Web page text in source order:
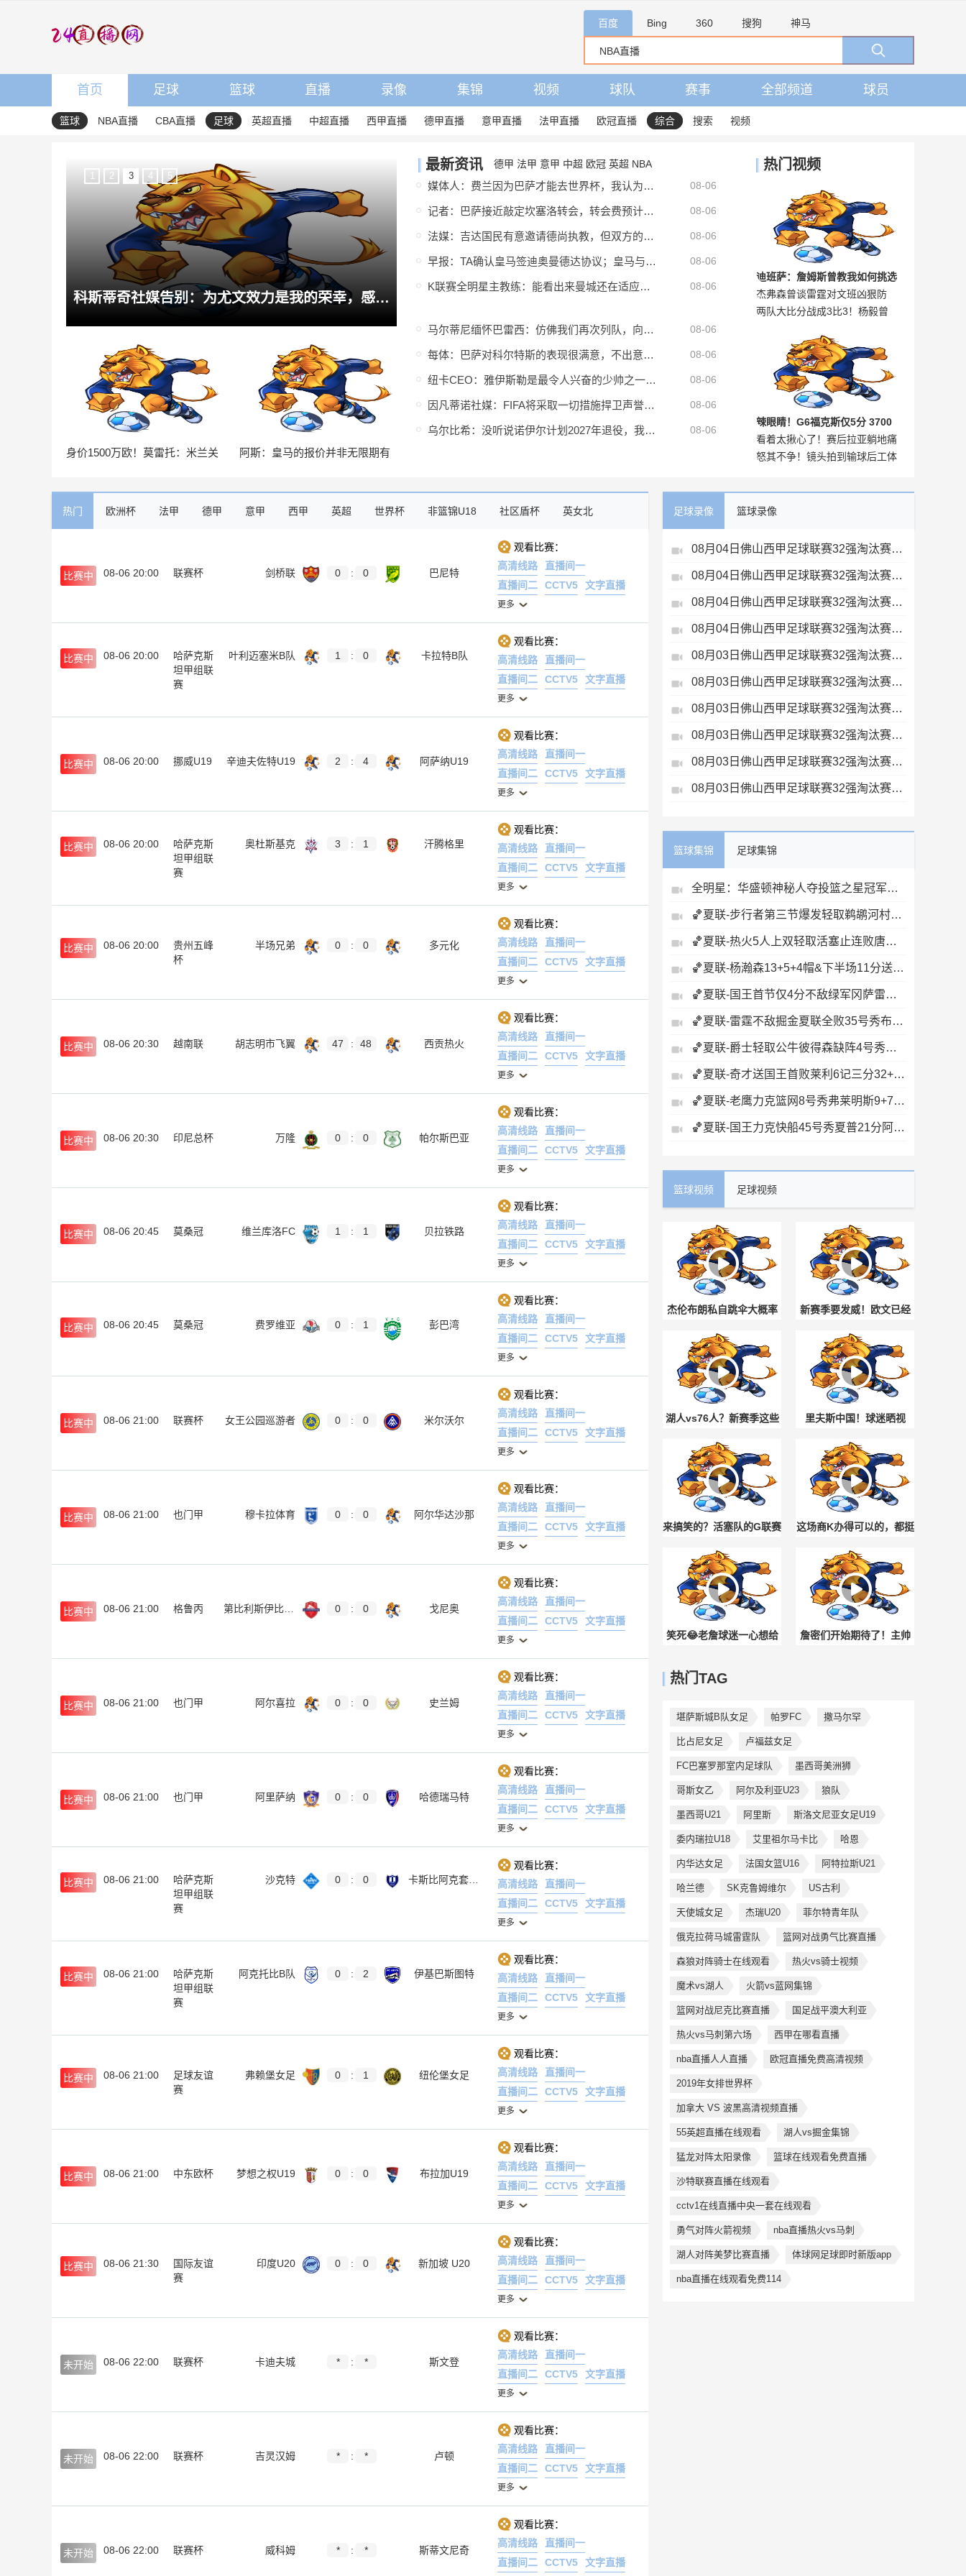
百度 Bing 360 搜狗 神马
首页 足球 篮球 直播 录像 集锦 视频 球队 赛事 全部频道 球员
篮球 NBA直播 CBA直播 足球 英超直播 中超直播 西甲直播 德甲直播 意甲直播 法甲直播 欧冠直播 综合 搜索 视频
科斯蒂奇社媒告别：为尤文效力是我的荣幸，感谢大家的支持
1 2 3 4 5
身价1500万欧！莫雷托：米兰关
阿斯：皇马的报价并非无限期有
最新资讯 德甲 法甲 意甲 中超 欧冠 英超 NBA
媒体人：费兰因为巴萨才能去世界杯，我认为他无法再为巴萨效力 08-06
记者：巴萨接近敲定坎塞洛转会，转会费预计800万欧至1000万欧 08-06
法媒：吉达国民有意邀请德尚执教，但双方的谈判可能无法达成协议 08-06
早报：TA确认皇马签迪奥曼德达协议；皇马与维尼修斯谈判取得进展 08-06
K联赛全明星主教练：能看出来曼城还在适应新教练 他们会不断完善 08-06
马尔蒂尼缅怀巴雷西：仿佛我们再次列队，向老队长致敬 08-06
每体：巴萨对科尔特斯的表现很满意，不出意外他将留在一线队 08-06
纽卡CEO：雅伊斯勒是最令人兴奋的少帅之一，他是纽卡完美人选 08-06
因凡蒂诺社媒：FIFA将采取一切措施捍卫声誉，继续支持足球的发展 08-06
乌尔比希：没听说诺伊尔计划2027年退役，我们关系很好 08-06
热门视频
迪班萨：詹姆斯曾教我如何挑选
商业合伙人 我把这番话记在心
里！
杰弗森曾谈雷霆对文班凶狠防
守：这就是成为巨星的代价，科
比乔丹都被狠揍过
两队大比分战成3比3！杨毅曾
言：马刺若全员健康可以和雷霆
辣眼睛！G6福克斯仅5分 3700
万二当家打成这样？
看着太揪心了！赛后拉亚躺地痛
哭，加布里埃尔情绪崩溃💔
怒其不争！镜头拍到输球后工体
热门 欧洲杯 法甲 德甲 意甲 西甲 英超 世界杯 非篮锦U18 社区盾杯 英女北
比赛中 08-06 20:00 联赛杯 剑桥联 0 : 0 巴尼特
观看比赛：
高清线路
直播间一
直播间二
CCTV5 文字直播
更多
比赛中 08-06 20:00
哈萨克斯
坦甲组联
赛
叶利迈塞米B队 1 : 0 卡拉特B队
观看比赛：
高清线路
直播间一
直播间二
CCTV5 文字直播
更多
比赛中 08-06 20:00 挪威U19 辛迪夫佐特U19 2 : 4 阿萨纳U19
观看比赛：
高清线路
直播间一
直播间二
CCTV5 文字直播
更多
比赛中 08-06 20:00
哈萨克斯
坦甲组联
赛
奥杜斯基克 3 : 1 汗腾格里
观看比赛：
高清线路
直播间一
直播间二
CCTV5 文字直播
更多
比赛中 08-06 20:00
贵州五峰
杯
半场兄弟 0 : 0 多元化
观看比赛：
高清线路
直播间一
直播间二
CCTV5 文字直播
更多
比赛中 08-06 20:30 越南联 胡志明市飞翼 47 : 48 西贡热火
观看比赛：
高清线路
直播间一
直播间二
CCTV5 文字直播
更多
比赛中 08-06 20:30 印尼总杯 万隆 0 : 0 帕尔斯巴亚
观看比赛：
高清线路
直播间一
直播间二
CCTV5 文字直播
更多
比赛中 08-06 20:45 莫桑冠 维兰库洛FC 1 : 1 贝拉铁路
观看比赛：
高清线路
直播间一
直播间二
CCTV5 文字直播
更多
比赛中 08-06 20:45 莫桑冠 费罗维亚 0 : 1 彭巴湾
观看比赛：
高清线路
直播间一
直播间二
CCTV5 文字直播
更多
比赛中 08-06 21:00 联赛杯 女王公园巡游者 0 : 0 米尔沃尔
观看比赛：
高清线路
直播间一
直播间二
CCTV5 文字直播
更多
比赛中 08-06 21:00 也门甲 穆卡拉体育 0 : 0 阿尔华达沙那
观看比赛：
高清线路
直播间一
直播间二
CCTV5 文字直播
更多
比赛中 08-06 21:00 格鲁丙 0 : 0 戈尼奥
观看比赛：
高清线路
直播间一
直播间二
CCTV5 文字直播
更多
比赛中 08-06 21:00 也门甲 阿尔喜拉 0 : 0 史兰姆
观看比赛：
高清线路
直播间一
直播间二
CCTV5 文字直播
更多
比赛中 08-06 21:00 也门甲 阿里萨纳 0 : 0 哈德瑞马特
观看比赛：
高清线路
直播间一
直播间二
CCTV5 文字直播
更多
比赛中 08-06 21:00
哈萨克斯
坦甲组联
赛
沙克特 0 : 0
观看比赛：
高清线路
直播间一
直播间二
CCTV5 文字直播
更多
比赛中 08-06 21:00
哈萨克斯
坦甲组联
赛
阿克托比B队 0 : 2 伊基巴斯图特
观看比赛：
高清线路
直播间一
直播间二
CCTV5 文字直播
更多
比赛中 08-06 21:00
足球友谊
赛
弗赖堡女足 0 : 1 纽伦堡女足
观看比赛：
高清线路
直播间一
直播间二
CCTV5 文字直播
更多
比赛中 08-06 21:00 中东欧杯 梦想之权U19 0 : 0 布拉加U19
观看比赛：
高清线路
直播间一
直播间二
CCTV5 文字直播
更多
比赛中 08-06 21:30
国际友谊
赛
印度U20 0 : 0 新加坡 U20
观看比赛：
高清线路
直播间一
直播间二
CCTV5 文字直播
更多
未开始 08-06 22:00 联赛杯 卡迪夫城 * : * 斯文登
观看比赛：
高清线路
直播间一
直播间二
CCTV5 文字直播
更多
未开始 08-06 22:00 联赛杯 吉灵汉姆 * : * 卢顿
观看比赛：
高清线路
直播间一
直播间二
CCTV5 文字直播
更多
未开始 08-06 22:00 联赛杯 威科姆 * : * 斯蒂文尼奇
观看比赛：
高清线路
直播间一
直播间二
CCTV5 文字直播
足球录像 篮球录像
08月04日佛山西甲足球联赛32强淘汰赛藝品高國際VS湛江狂狼·粵辉能源全场录像
08月04日佛山西甲足球联赛32强淘汰赛广东西南建设VS香港圣徒全场录像
08月04日佛山西甲足球联赛32强淘汰赛肇庆恒骏成VS三七互娱全场录像
08月04日佛山西甲足球联赛32强淘汰赛贪玩游戏VS美的薪火全场录像
08月03日佛山西甲足球联赛32强淘汰赛广州求信VS顺德新青年全场录像
08月03日佛山西甲足球联赛32强淘汰赛三水乐民兴健力宝VS中国澳门澳科精英全场录像
08月03日佛山西甲足球联赛32强淘汰赛广州蜀地红VS广州戴拿模全场录像
08月03日佛山西甲足球联赛32强淘汰赛广东客家青年VS广州英华思力U17全场录像
08月03日佛山西甲足球联赛32强淘汰赛广东凤铝VS湛江八部科技全场录像
08月03日佛山西甲足球联赛32强淘汰赛大塘控股VS茂名市点都得全场录像
篮球集锦 足球集锦
全明星：华盛顿神秘人夺投篮之星冠军！福德夺得三分大赛冠军！
🏀夏联-步行者第三节爆发轻取鹈鹕河村勇辉5+5+12斯劳森22分
🏀夏联-热火5人上双轻取活塞止连败唐纳森20+8+10奥科里27分
🏀夏联-杨瀚森13+5+4帽&下半场11分送惊艳妙传开拓者力克掘金
🏀夏联-国王首节仅4分不敌绿军冈萨雷斯24+10+5塞纳克10+12
🏀夏联-雷霆不敌掘金夏联全败35号秀布拉齐尔32+6马拉14+7+6
🏀夏联-爵士轻取公牛彼得森缺阵4号秀威尔逊19+8+5帽罚球6中0
🏀夏联-奇才送国王首败莱利6记三分32+6迪班萨23+7雷诺20+12
🏀夏联-老鹰力克篮网8号秀弗莱明斯9+7+5科比·约翰逊17+7
🏀夏联-国王力克快船45号秀夏普21分阿卡夫19+7瓦格勒7中1
篮球视频 足球视频
杰伦布朗私自跳伞大概率
会被处罚！NBA为何禁止
球员玩高危运动
新赛季要发威！欧文已经
100%健康归来！单挑依旧
无解
湖人vs76人？新赛季这些
焦点对决 吧最期待什么剧
情？
里夫斯中国！球迷晒视
频：1.85亿美元先生和你
敬酒的感觉！
来搞笑的？活塞队的G联赛
试训 据说每人收费250美
元来玩~
这场商K办得可以的，都挺
尽兴呢！😏
笑死😂老詹球迷一心想给
（詹姆斯）
詹密们开始期待了！主帅
热门TAG
堪萨斯城B队女足 帕罗FC 撒马尔罕
比占尼女足 卢福兹女足
FC巴塞罗那室内足球队 墨西哥美洲狮
哥斯女乙 阿尔及利亚U23 狼队
墨西哥U21 阿里斯 斯洛文尼亚女足U19
委内瑞拉U18 艾里祖尔马卡比 哈恩
内华达女足 法国女篮U16 阿特拉斯U21
哈兰德 SK克鲁姆维尔 US古利
天使城女足 杰瑞U20 菲尔特青年队
俄克拉荷马城雷霆队 篮网对战勇气比赛直播
森狼对阵骑士在线观看 热火vs骑士视频
魔术vs湖人 火箭vs蓝网集锦
篮网对战尼克比赛直播 国足战平澳大利亚
热火vs马刺第六场 西甲在哪看直播
nba直播人人直播 欧冠直播免费高清视频
2019年女排世界杯
加拿大 VS 波黑高清视频直播
55英超直播在线观看 湖人vs掘金集锦
猛龙对阵太阳录像 篮球在线观看免费直播
沙特联赛直播在线观看
cctv1在线直播中央一套在线观看
勇气对阵火箭视频 nba直播热火vs马刺
湖人对阵美梦比赛直播 体球网足球即时新版app
nba直播在线观看免费114